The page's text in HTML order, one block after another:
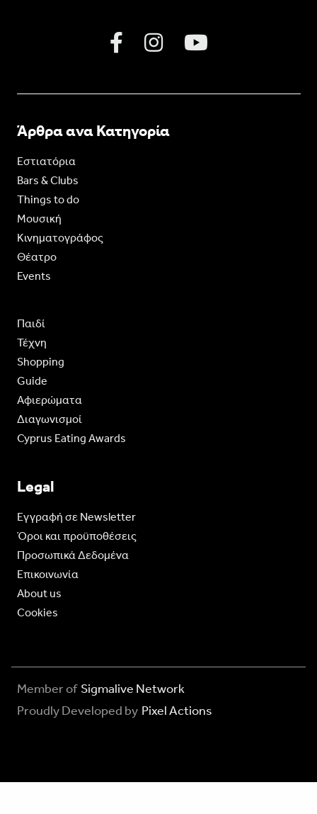
Άρθρα ανα Κατηγορία
Εστιατόρια
Bars & Clubs
Things to do
Moυσική
Κινηματογράφος
Θέατρο
Events
Παιδί
Τέχνη
Shopping
Guide
Aφιερώματα
Διαγωνισμοί
Cyprus Eating Awards
Legal
Eγγραφή σε Newsletter
Όροι και προϋποθέσεις
Προσωπικά Δεδομένα
Επικοινωνία
About us
Cookies
Member of Sigmalive Network
Proudly Developed by Pixel Actions